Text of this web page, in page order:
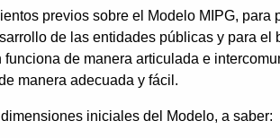
previos sobre el Modelo MIPG,
de las entidades públicas y para
de manera articulada e
manera adecuada y fácil.
iniciales del Modelo, a saber: